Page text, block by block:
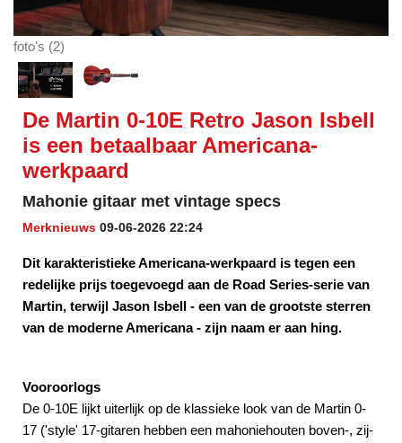
foto's (2)
De Martin 0-10E Retro Jason Isbell
is een betaalbaar Americana-
werkpaard
Mahonie gitaar met vintage specs
Merknieuws 09-06-2026 22:24
Dit karakteristieke Americana-werkpaard is tegen een
redelijke prijs toegevoegd aan de Road Series-serie van
Martin, terwijl Jason Isbell - een van de grootste sterren
van de moderne Americana - zijn naam er aan hing.
Vooroorlogs
De 0-10E lijkt uiterlijk op de klassieke look van de Martin 0-
17 ('style' 17-gitaren hebben een mahoniehouten boven-, zij-